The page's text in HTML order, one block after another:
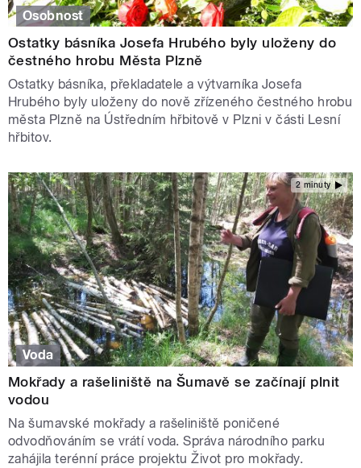
Osobnost
Ostatky básníka Josefa Hrubého byly uloženy do
čestného hrobu Města Plzně
Ostatky básníka, překladatele a výtvarníka Josefa
Hrubého byly uloženy do nově zřízeného čestného hrobu
města Plzně na Ústředním hřbitově v Plzni v části Lesní
hřbitov.
2 minuty
Voda
Mokřady a rašeliniště na Šumavě se začínají plnit
vodou
Na šumavské mokřady a rašeliniště poničené
odvodňováním se vrátí voda. Správa národního parku
zahájila terénní práce projektu Život pro mokřady.